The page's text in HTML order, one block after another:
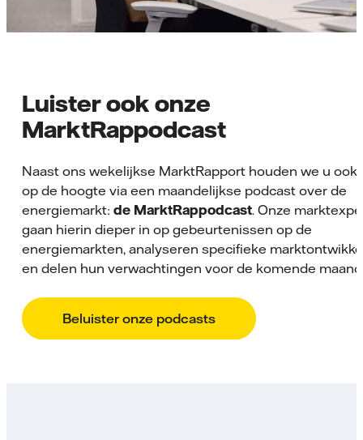
Luister ook onze
MarktRappodcast
Naast ons wekelijkse MarktRapport houden we u ook
op de hoogte via een maandelijkse podcast over de
energiemarkt: de MarktRappodcast. Onze
gaan hierin dieper in op gebeurtenissen op de
energiemarkten, analyseren specifieke
en delen hun verwachtingen voor de komende
Beluister onze podcasts